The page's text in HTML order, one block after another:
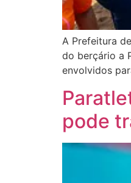
A Prefeitura
do berçário a
envolvidos
pode